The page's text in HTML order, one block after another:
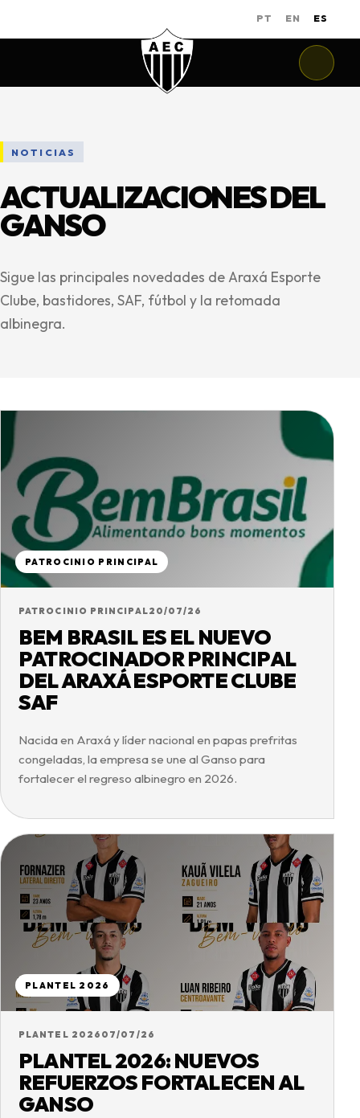
PT EN ES
NOTICIAS
ACTUALIZACIONES DEL
GANSO
Sigue las principales novedades de Araxá Esporte
Clube, bastidores, SAF, fútbol y la retomada
albinegra.
PATROCINIO PRINCIPAL
PATROCINIO PRINCIPAL20/07/26
BEM BRASIL ES EL NUEVO
PATROCINADOR PRINCIPAL
DEL ARAXÁ ESPORTE CLUBE
SAF
Nacida en Araxá y líder nacional en papas prefritas
congeladas, la empresa se une al Ganso para
fortalecer el regreso albinegro en 2026.
PLANTEL 2026
PLANTEL 2026 07/07/26
PLANTEL 2026: NUEVOS
REFUERZOS FORTALECEN AL
GANSO